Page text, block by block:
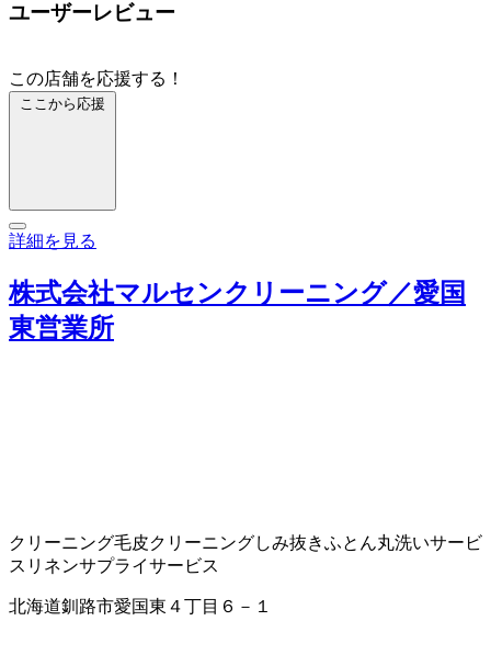
ユーザーレビュー
この店舗を応援する！
ここから応援
詳細を見る
株式会社マルセンクリーニング／愛国
東営業所
クリーニング毛皮クリーニングしみ抜きふとん丸洗いサービ
ス リネンサプライサービス
北海道釧路市愛国東４丁目６－１